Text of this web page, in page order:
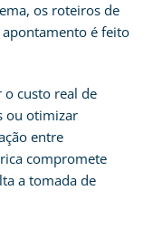
os roteiros de
é feito
o custo real de
ou otimizar
entre
compromete
a tomada de